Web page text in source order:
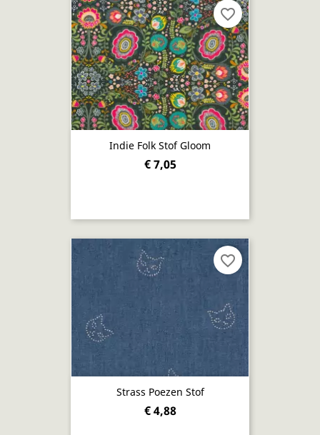
Indie Folk Stof Gloom
€ 7,05
favorite_border
Strass Poezen Stof
€ 4,88
favorite_border